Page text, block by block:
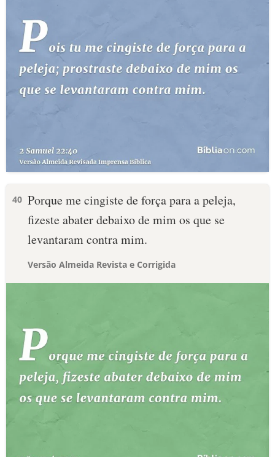
40 Porque me cingiste de força para a peleja,
fizeste abater debaixo de mim os que se
levantaram contra mim.
Versão Almeida Revista e Corrigida